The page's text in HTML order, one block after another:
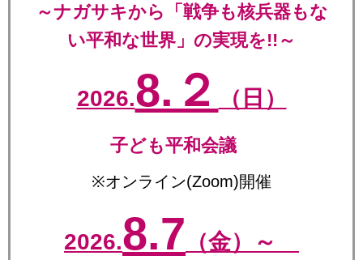
～ナガサキから「戦争も核兵器もな
い平和な世界」の実現を!!～
2026.8.２ （日）
子ども平和会議
※オンライン(Zoom)開催
2026.8.7 （金）～